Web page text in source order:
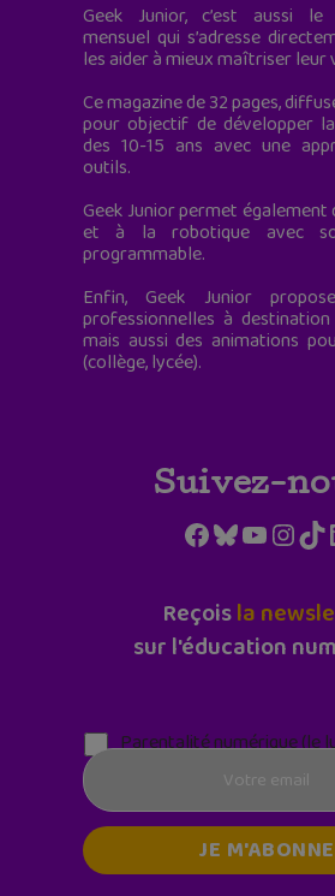
Geek Junior, c’est aussi le
mensuel qui s’adresse
les aider à mieux maîtriser leur
Ce magazine de 32 pages,
pour objectif de développer
des 10-15 ans avec une
outils.
Geek Junior permet également
et à la robotique avec
programmable.
Enfin, Geek Junior
professionnelles à
mais aussi des animations
(collège, lycée).
Suivez-
Facebook
Bluesky
Reçoisla
sur l'éducation
Parentalité numérique (le